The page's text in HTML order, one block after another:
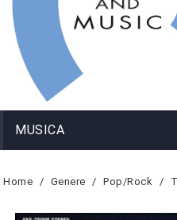
MUSICA
Home Genere Pop/Rock